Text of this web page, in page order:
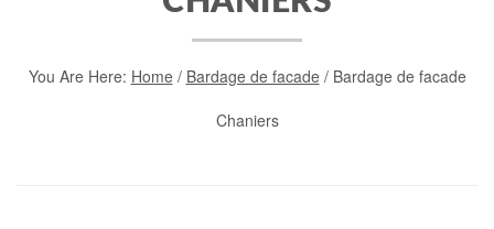
You Are Here: Home/ Bardage de facade/ Bardage de facade
Chaniers